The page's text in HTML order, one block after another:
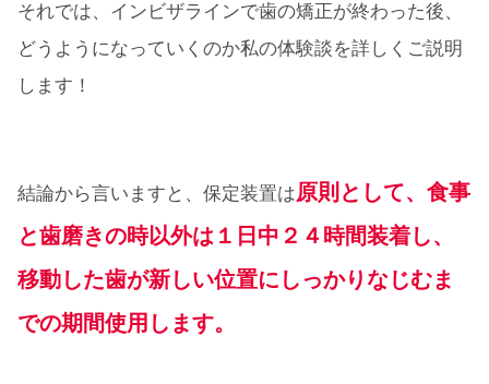
それでは、インビザラインで歯の矯正が終わった後、
どうようになっていくのか私の体験談を詳しくご説明
します！
結論から言いますと、保定装置は原則として、食事
と歯磨きの時以外は１日中２４時間装着し、
移動した歯が新しい位置にしっかりなじむま
での期間使用します。